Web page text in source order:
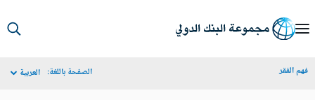
الفقر الصفحة باللغة: العربية